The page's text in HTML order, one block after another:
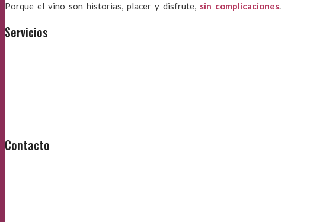
Porque el vino son historias, placer y disfrute, sin complicaciones.
Servicios
Contacto